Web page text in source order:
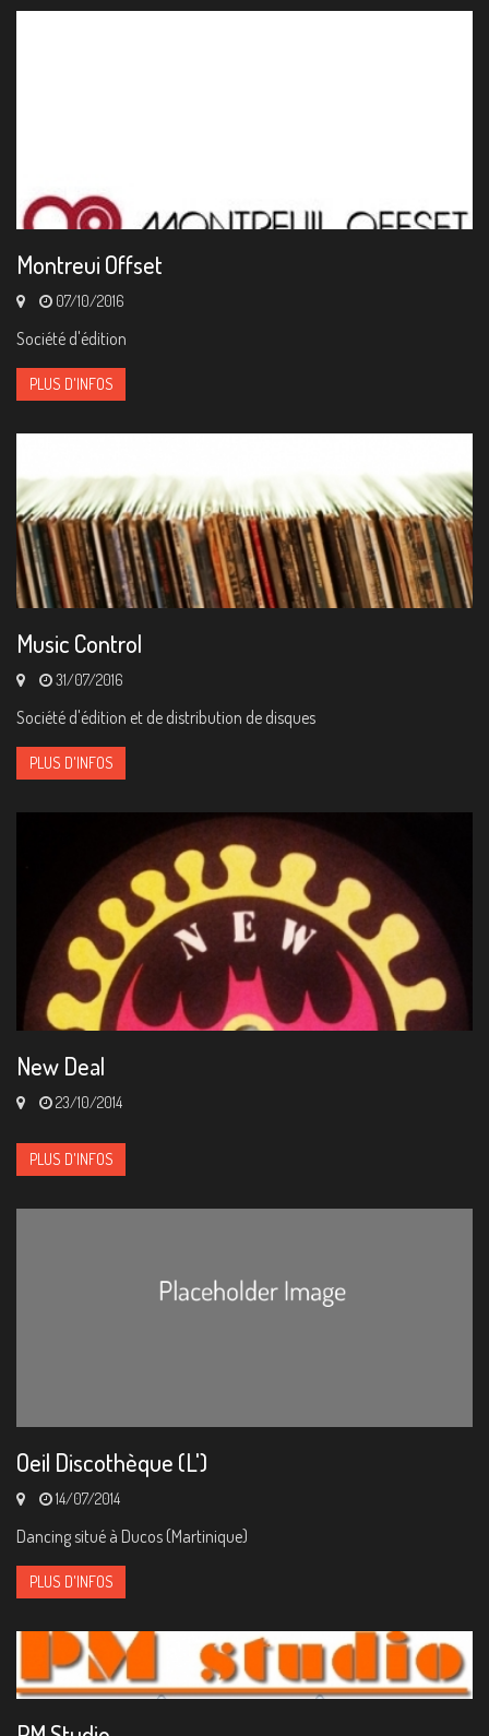
Montreui Offset
07/10/2016
Société d'édition
PLUS D'INFOS
Music Control
31/07/2016
Société d'édition et de distribution de disques
PLUS D'INFOS
New Deal
23/10/2014
PLUS D'INFOS
Oeil Discothèque (L')
14/07/2014
Dancing situé à Ducos (Martinique)
PLUS D'INFOS